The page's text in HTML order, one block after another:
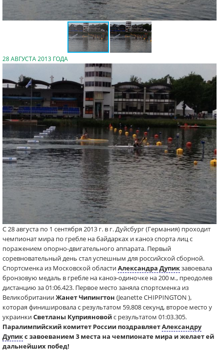
28 АВГУСТА 2013 ГОДА
С 28 августа по 1 сентября 2013 г. в г. Дуйсбург (Германия) проходит
чемпионат мира по гребле на байдарках и каноэ спорта лиц с
поражением опорно-двигательного аппарата. Первый
соревновательный день стал успешным для российской сборной.
Спортсменка из Московской областиАлександра Дупикзавоевала
бронзовую медаль в гребле на каноэ-одиночке на 200 м., преодолев
дистанцию за 01:06.423. Первое место заняла спортсменка из
ВеликобританииЖанет Чипингтон (Jeanette CHIPPINGTON ),
которая финишировала с результатом 59,808 секунд, второе место у
украинкиСветланы Куприяновойс результатом 01:03.305.
Паралимпийский комитет России поздравляетАлександру
Дупикс завоеванием 3 места на чемпионате мира и желает ей
дальнейших побед!